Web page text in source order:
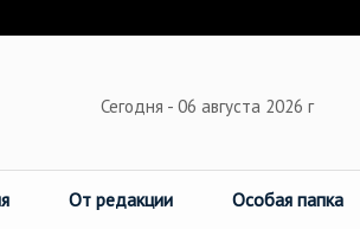
Сегодня - 06 августа 2026 г
От редакции Особая папка